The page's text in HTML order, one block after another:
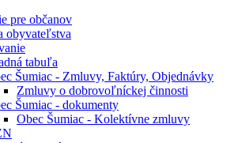
pre občanov
obyvateľstva
tabuľa
Šumiac - Zmluvy, Faktúry, Objednávky
Zmluvy o dobrovoľníckej činnosti
Šumiac - dokumenty
Obec Šumiac - Kolektívne zmluvy